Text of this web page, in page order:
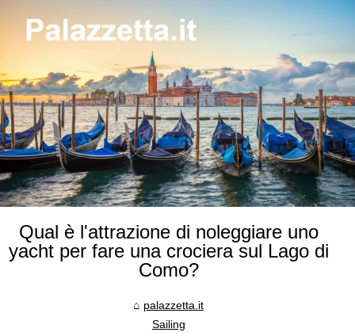
Qual è l'attrazione di noleggiare uno
yacht per fare una crociera sul Lago di
Como?
palazzetta.it
Sailing